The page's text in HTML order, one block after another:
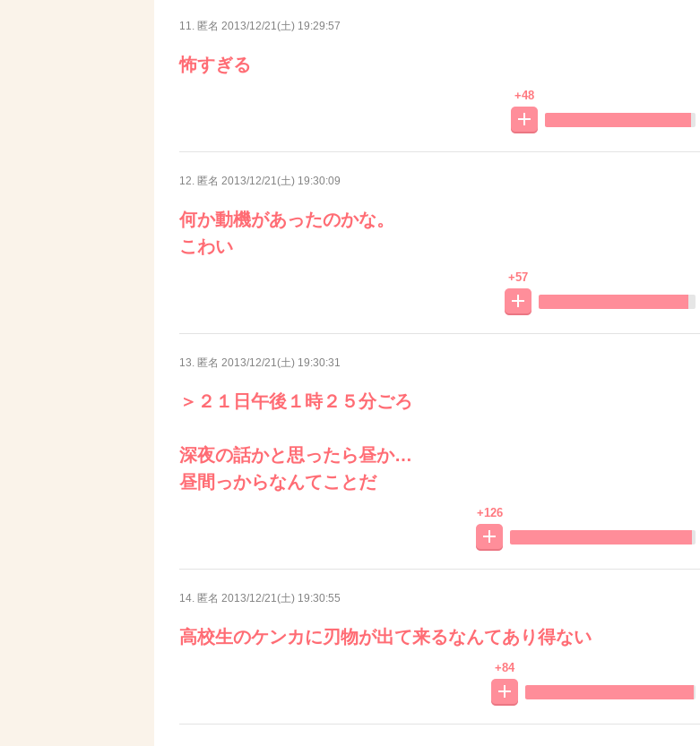
11. 匿名 2013/12/21(土) 19:29:57
怖すぎる
+48
12. 匿名 2013/12/21(土) 19:30:09
何か動機があったのかな。
こわい
+57
13. 匿名 2013/12/21(土) 19:30:31
＞２１日午後１時２５分ごろ
深夜の話かと思ったら昼か…
昼間っからなんてことだ
+126
14. 匿名 2013/12/21(土) 19:30:55
高校生のケンカに刃物が出て来るなんてあり得ない
+84